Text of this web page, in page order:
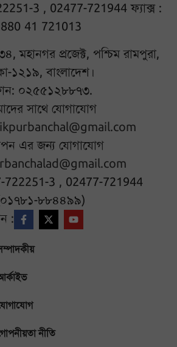
3 , 02477-721944 ফ্যাক্স :
880 41 721013
মহানগর প্রজেক্ট, পশ্চিম রামপুরা,
১২১৯, বাংলাদেশ।
০২৫৫১২৮৮৭৩.
সাথে যোগাযোগ
এর জন্য যোগাযোগ
3 , 02477-721944
৮৮৪৪৯৯)
:
নীতি